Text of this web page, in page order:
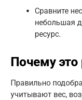
Сравните
небольшая
ресурс.
Почему это
Правильно
учитывают вес,